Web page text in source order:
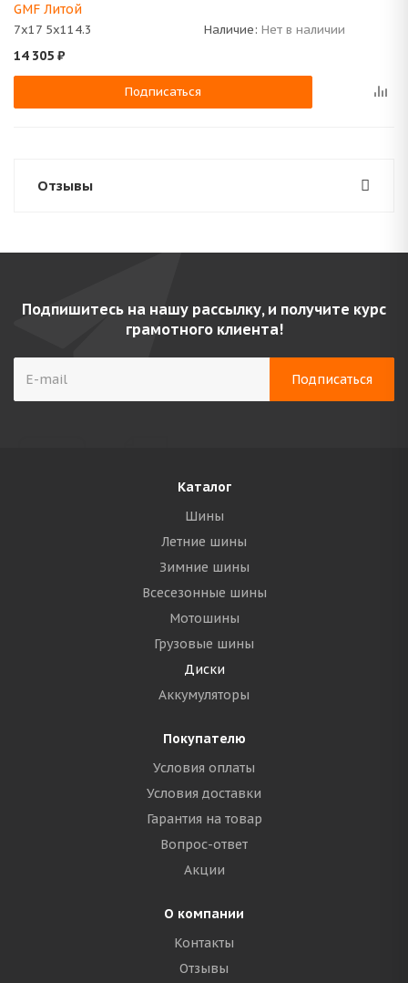
GMF Литой
7x17 5x114.3 Наличие: Нет в наличии
14 305 ₽
Подписаться
Отзывы
Подпишитесь на нашу рассылку, и получите курс
грамотного клиента!
Каталог
Шины
Летние шины
Зимние шины
Всесезонные шины
Мотошины
Грузовые шины
Диски
Аккумуляторы
Покупателю
Условия оплаты
Условия доставки
Гарантия на товар
Вопрос-ответ
Акции
О компании
Контакты
Отзывы